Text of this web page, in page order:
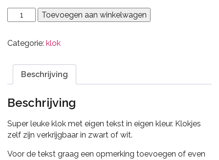
gepersonaliseerde
klok
aantal
Toevoegen aan winkelwagen
Categorie: klok
Beschrijving
Beschrijving
Super leuke klok met eigen tekst in eigen kleur. Klokjes
zelf zijn verkrijgbaar in zwart of wit.
Voor de tekst graag een opmerking toevoegen of even